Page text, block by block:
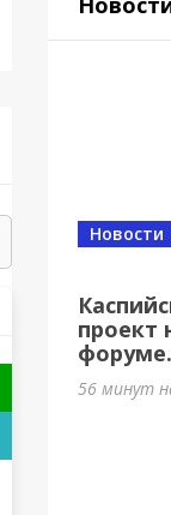
проект
форуме.
Новости
56 минут